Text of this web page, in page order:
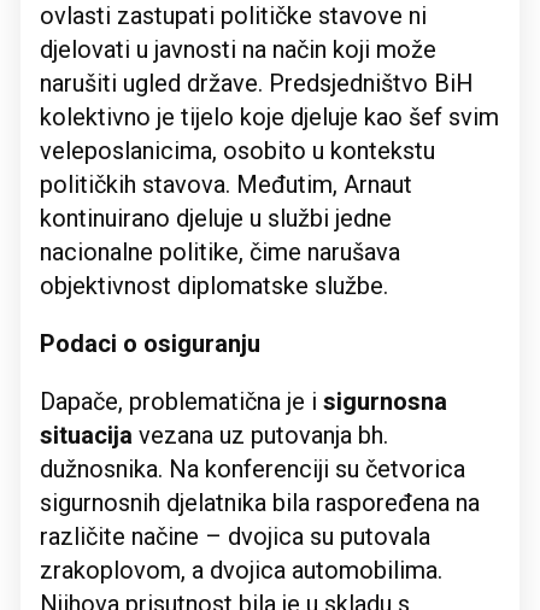
ovlasti zastupati političke stavove ni
djelovati u javnosti na način koji može
narušiti ugled države. Predsjedništvo BiH
kolektivno je tijelo koje djeluje kao šef svim
veleposlanicima, osobito u kontekstu
političkih stavova. Međutim, Arnaut
kontinuirano djeluje u službi jedne
nacionalne politike, čime narušava
objektivnost diplomatske službe.
Podaci o osiguranju
Dapače, problematična je i sigurnosna
situacija vezana uz putovanja bh.
dužnosnika. Na konferenciji su četvorica
sigurnosnih djelatnika bila raspoređena na
različite načine – dvojica su putovala
zrakoplovom, a dvojica automobilima.
Njihova prisutnost bila je u skladu s